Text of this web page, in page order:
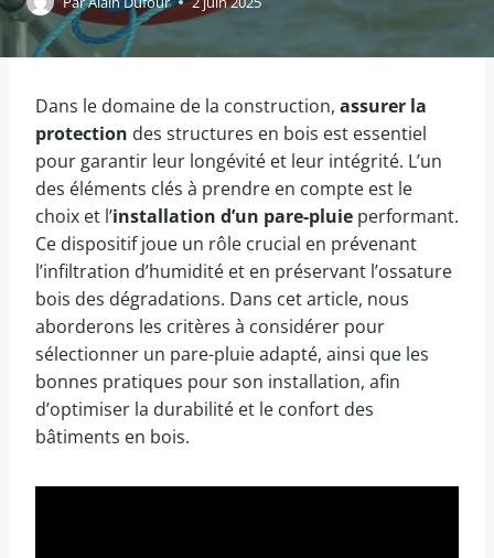
Dans le domaine de la construction, assurer la
protection des structures en bois est essentiel
pour garantir leur longévité et leur intégrité. L’un
des éléments clés à prendre en compte est le
choix et l’installation d’un pare-pluie performant.
Ce dispositif joue un rôle crucial en prévenant
l’infiltration d’humidité et en préservant l’ossature
bois des dégradations. Dans cet article, nous
aborderons les critères à considérer pour
sélectionner un pare-pluie adapté, ainsi que les
bonnes pratiques pour son installation, afin
d’optimiser la durabilité et le confort des
bâtiments en bois.